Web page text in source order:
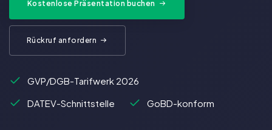
Kostenlose Präsentation buchen
Rückruf anfordern
GVP/DGB-Tarifwerk 2026
DATEV-Schnittstelle
GoBD-konform